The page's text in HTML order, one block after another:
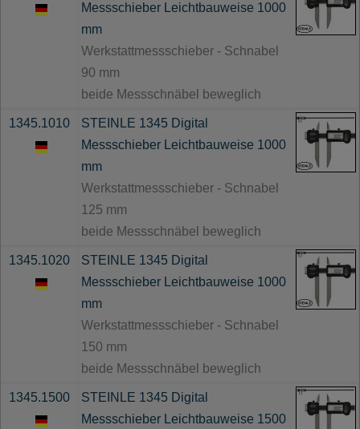
Messschieber Leichtbauweise 1000
mm
Werkstattmessschieber - Schnabel
90 mm
beide Messschnäbel beweglich
1345.1010
STEINLE 1345 Digital
Messschieber Leichtbauweise 1000
mm
Werkstattmessschieber - Schnabel
125 mm
beide Messschnäbel beweglich
1345.1020
STEINLE 1345 Digital
Messschieber Leichtbauweise 1000
mm
Werkstattmessschieber - Schnabel
150 mm
beide Messschnäbel beweglich
1345.1500
STEINLE 1345 Digital
Messschieber Leichtbauweise 1500